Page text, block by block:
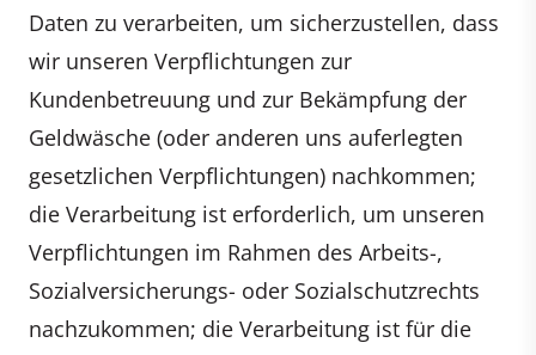
Daten zu verarbeiten, um sicherzustellen, dass
wir unseren Verpflichtungen zur
Kundenbetreuung und zur Bekämpfung der
Geldwäsche (oder anderen uns auferlegten
gesetzlichen Verpflichtungen) nachkommen;
die Verarbeitung ist erforderlich, um unseren
Verpflichtungen im Rahmen des Arbeits-,
Sozialversicherungs- oder Sozialschutzrechts
nachzukommen; die Verarbeitung ist für die